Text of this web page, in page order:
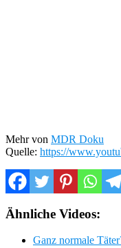
Mehr von MDR Doku
Quelle: https://
Ähnliche Videos:
Ganz normale